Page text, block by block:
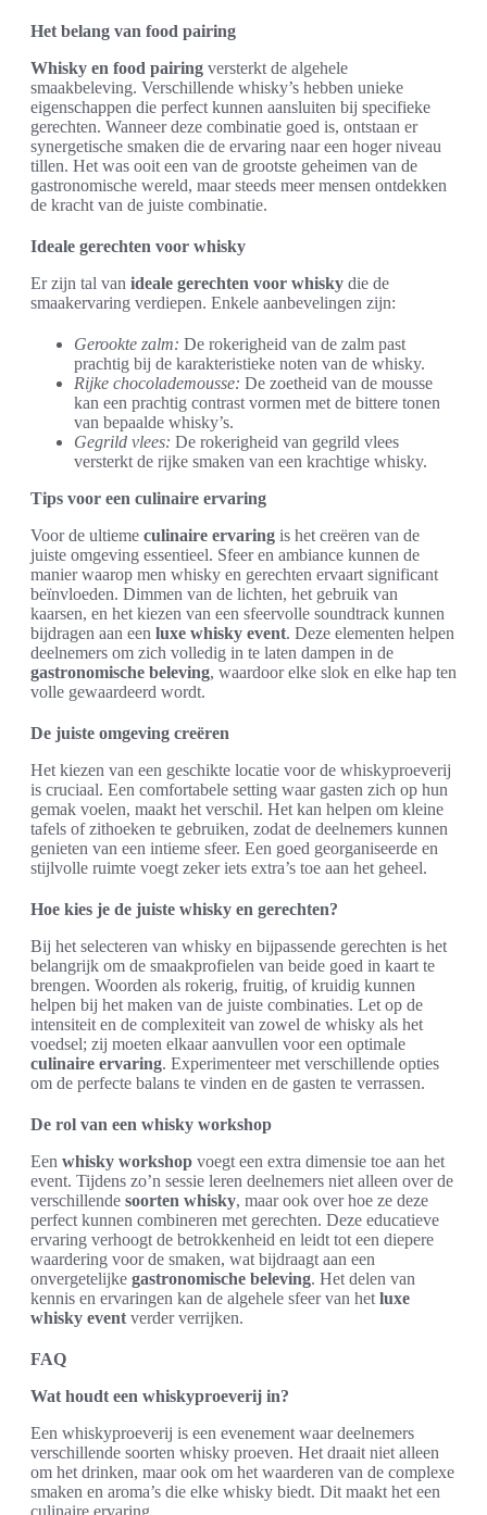
Het belang van food pairing
Whisky en food pairing versterkt de algehele
smaakbeleving. Verschillende whisky’s hebben unieke
eigenschappen die perfect kunnen aansluiten bij specifieke
gerechten. Wanneer deze combinatie goed is, ontstaan er
synergetische smaken die de ervaring naar een hoger niveau
tillen. Het was ooit een van de grootste geheimen van de
gastronomische wereld, maar steeds meer mensen ontdekken
de kracht van de juiste combinatie.
Ideale gerechten voor whisky
Er zijn tal van ideale gerechten voor whisky die de
smaakervaring verdiepen. Enkele aanbevelingen zijn:
Gerookte zalm: De rokerigheid van de zalm past
prachtig bij de karakteristieke noten van de whisky.
Rijke chocolademousse: De zoetheid van de mousse
kan een prachtig contrast vormen met de bittere tonen
van bepaalde whisky’s.
Gegrild vlees: De rokerigheid van gegrild vlees
versterkt de rijke smaken van een krachtige whisky.
Tips voor een culinaire ervaring
Voor de ultieme culinaire ervaring is het creëren van de
juiste omgeving essentieel. Sfeer en ambiance kunnen de
manier waarop men whisky en gerechten ervaart significant
beïnvloeden. Dimmen van de lichten, het gebruik van
kaarsen, en het kiezen van een sfeervolle soundtrack kunnen
bijdragen aan een luxe whisky event. Deze elementen helpen
deelnemers om zich volledig in te laten dampen in de
gastronomische beleving, waardoor elke slok en elke hap ten
volle gewaardeerd wordt.
De juiste omgeving creëren
Het kiezen van een geschikte locatie voor de whiskyproeverij
is cruciaal. Een comfortabele setting waar gasten zich op hun
gemak voelen, maakt het verschil. Het kan helpen om kleine
tafels of zithoeken te gebruiken, zodat de deelnemers kunnen
genieten van een intieme sfeer. Een goed georganiseerde en
stijlvolle ruimte voegt zeker iets extra’s toe aan het geheel.
Hoe kies je de juiste whisky en gerechten?
Bij het selecteren van whisky en bijpassende gerechten is het
belangrijk om de smaakprofielen van beide goed in kaart te
brengen. Woorden als rokerig, fruitig, of kruidig kunnen
helpen bij het maken van de juiste combinaties. Let op de
intensiteit en de complexiteit van zowel de whisky als het
voedsel; zij moeten elkaar aanvullen voor een optimale
culinaire ervaring. Experimenteer met verschillende opties
om de perfecte balans te vinden en de gasten te verrassen.
De rol van een whisky workshop
Een whisky workshop voegt een extra dimensie toe aan het
event. Tijdens zo’n sessie leren deelnemers niet alleen over de
verschillende soorten whisky, maar ook over hoe ze deze
perfect kunnen combineren met gerechten. Deze educatieve
ervaring verhoogt de betrokkenheid en leidt tot een diepere
waardering voor de smaken, wat bijdraagt aan een
onvergetelijke gastronomische beleving. Het delen van
kennis en ervaringen kan de algehele sfeer van het luxe
whisky event verder verrijken.
FAQ
Wat houdt een whiskyproeverij in?
Een whiskyproeverij is een evenement waar deelnemers
verschillende soorten whisky proeven. Het draait niet alleen
om het drinken, maar ook om het waarderen van de complexe
smaken en aroma’s die elke whisky biedt. Dit maakt het een
culinaire ervaring.